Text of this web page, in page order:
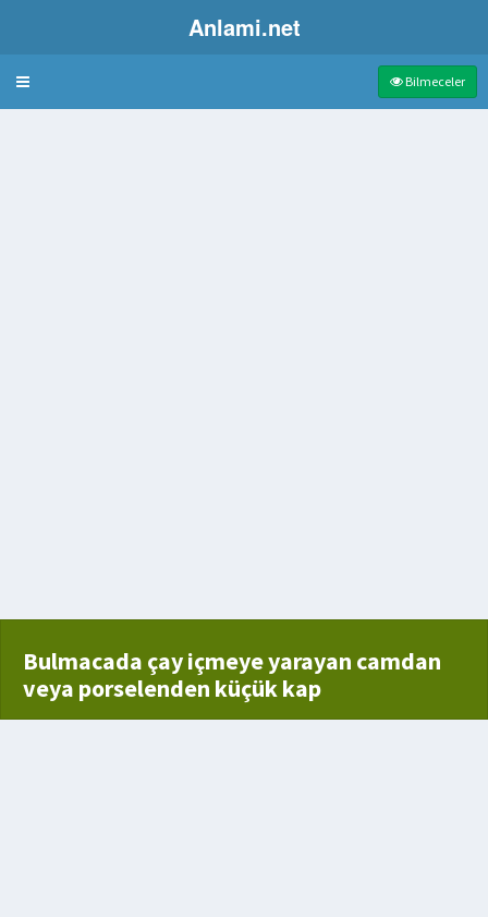
Anlami.net
Bulmaca Bilmeceler
Bulmacada çay içmeye yarayan camdan
veya porselenden küçük kap